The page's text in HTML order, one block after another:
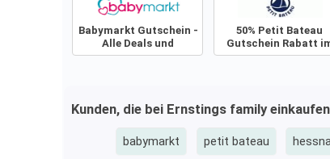
Babymarkt Gutschein -
Alle Deals und
Angebote
50% Petit Bateau
Gutschein Rabatt
Sale
Kunden, die bei Ernstings family
babymarkt petit bateau